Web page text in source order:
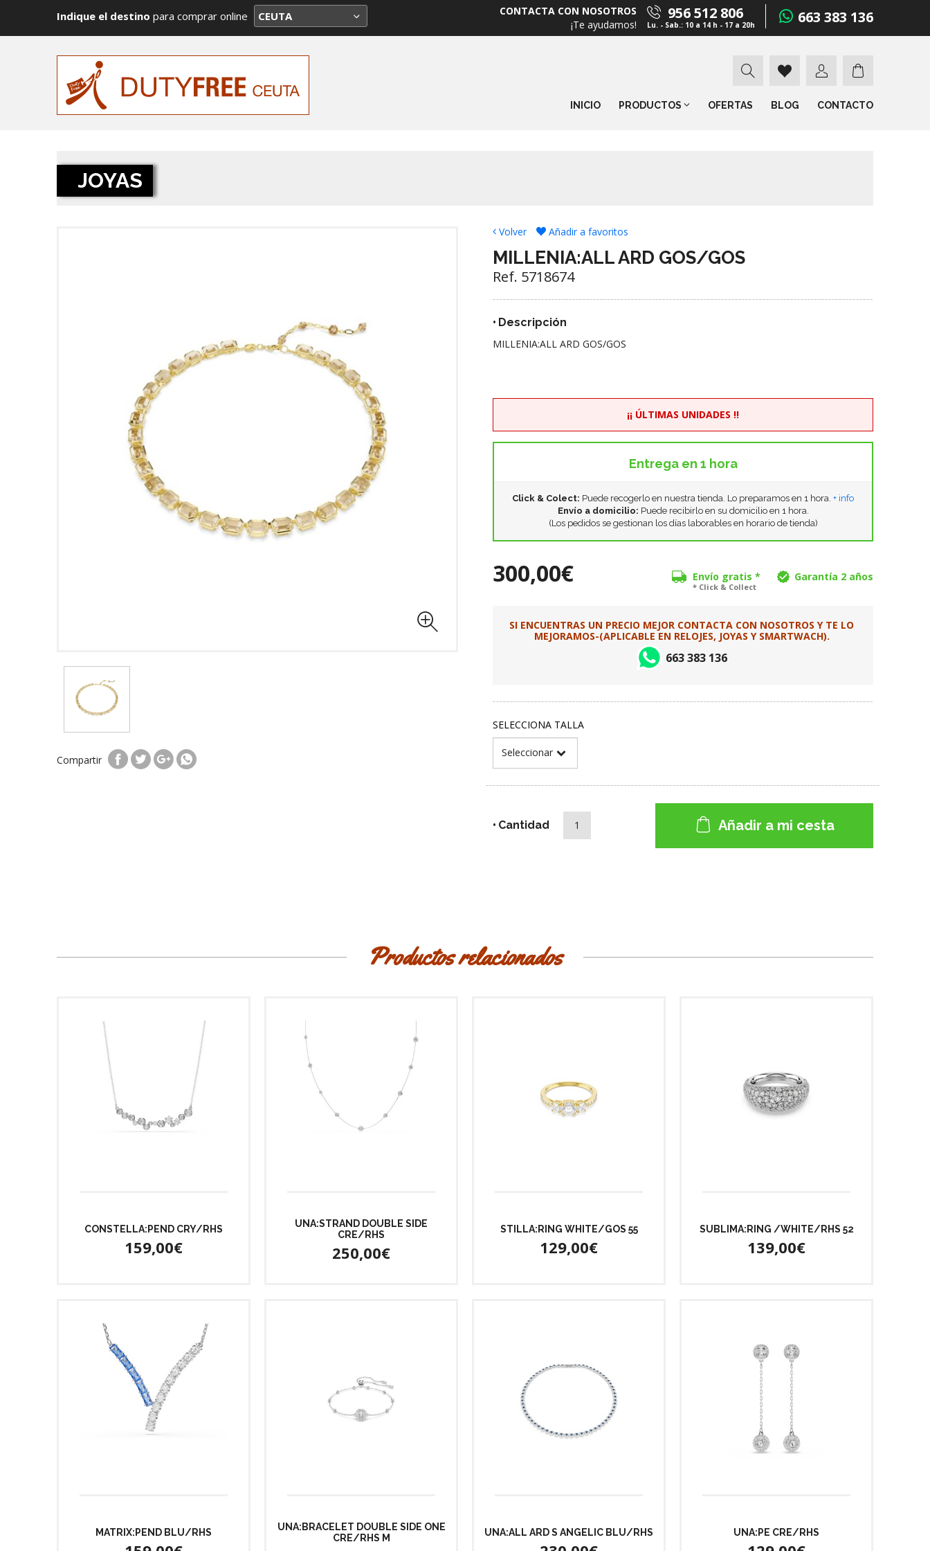
Indique el destino para comprar online 956 512 806
Lu. - Sab.: 10 a 14 h - 17 a 20h 663 383 136
CONTACTA CON NOSOTROS
¡Te ayudamos!
INICIO PRODUCTOS OFERTAS BLOG CONTACTO
JOYAS
Compartir
Volver Añadir a favoritos
MILLENIA:ALL ARD GOS/GOS
Ref. 5718674
Descripción
MILLENIA:ALL ARD GOS/GOS
¡¡ ÚLTIMAS UNIDADES !!
Entrega en 1 hora
Click & Colect: Puede recogerlo en nuestra tienda. Lo preparamos en 1 hora. + info
Envío a domicilio: Puede recibirlo en su domicilio en 1 hora.
(Los pedidos se gestionan los días laborables en horario de tienda)
300,00€ Envío gratis *
* Click & Collect
Garantía 2 años
SI ENCUENTRAS UN PRECIO MEJOR CONTACTA CON NOSOTROS Y TE LO
MEJORAMOS-(APLICABLE EN RELOJES, JOYAS Y SMARTWACH).
663 383 136
SELECCIONA TALLA
Cantidad Añadir a mi cesta
Productos relacionados
CONSTELLA:PEND CRY/RHS
159,00€
UNA:STRAND DOUBLE SIDE
CRE/RHS
250,00€
STILLA:RING WHITE/GOS 55
129,00€
SUBLIMA:RING /WHITE/RHS 52
139,00€
MATRIX:PEND BLU/RHS
UNA:BRACELET DOUBLE SIDE ONE
CRE/RHS M
UNA:ALL ARD S ANGELIC BLU/RHS UNA:PE CRE/RHS